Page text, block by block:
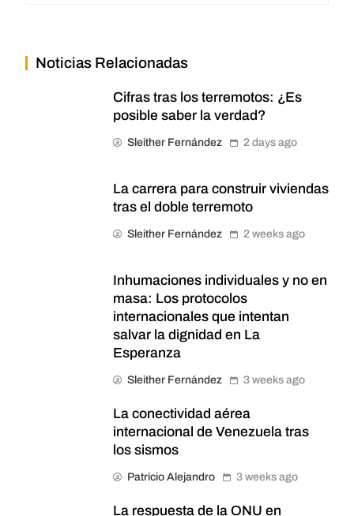
Noticias Relacionadas
Cifras tras los terremotos: ¿Es
posible saber la verdad?
Sleither Fernández 2 days ago
La carrera para construir viviendas
tras el doble terremoto
Sleither Fernández 2 weeks ago
Inhumaciones individuales y no en
masa: Los protocolos
internacionales que intentan
salvar la dignidad en La
Esperanza
Sleither Fernández 3 weeks ago
La conectividad aérea
internacional de Venezuela tras
los sismos
Patricio Alejandro 3 weeks ago
La respuesta de la ONU en